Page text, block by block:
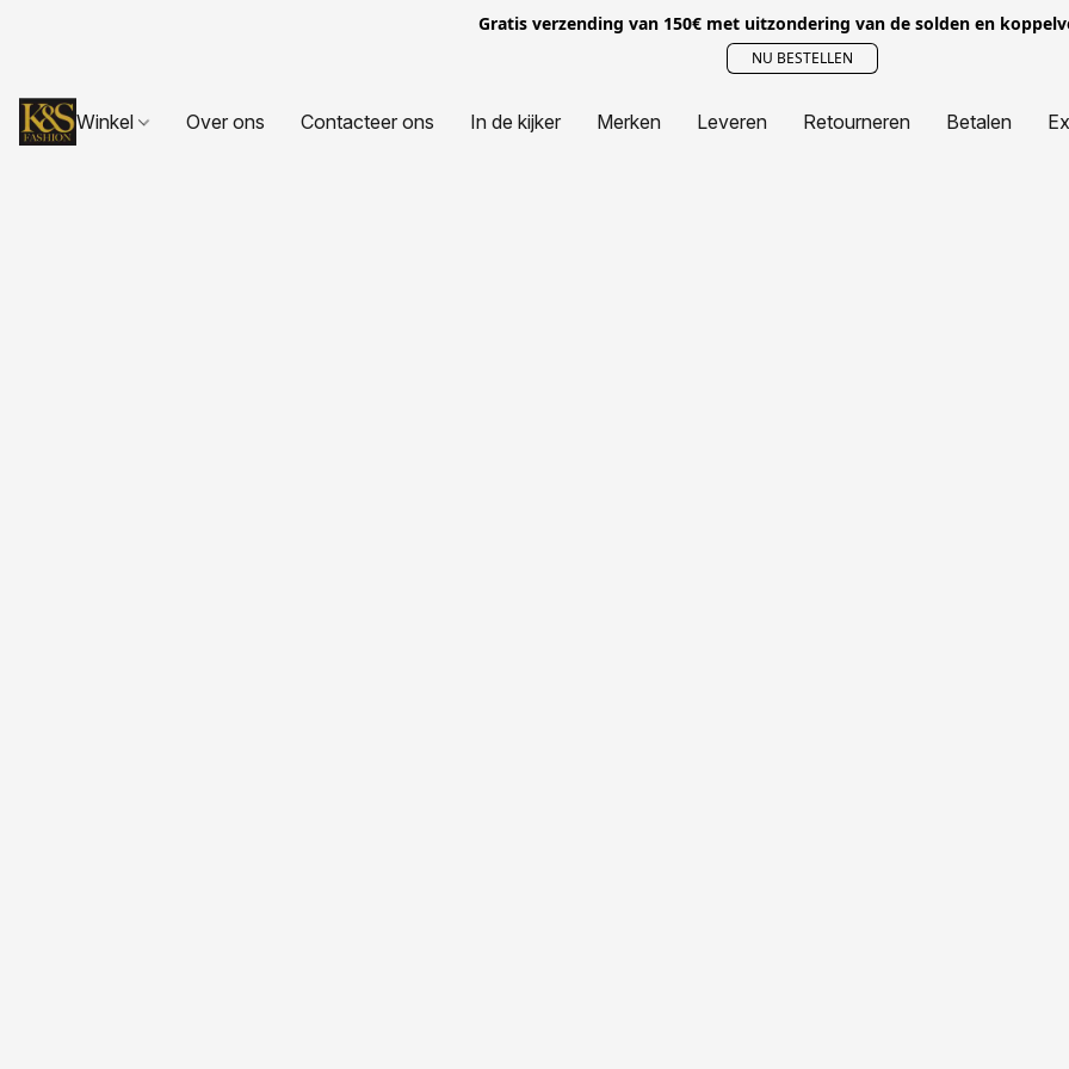
Gratis verzending van 150€ met uitzondering van de solden en
NU BESTELLEN
Winkel Over ons Contacteer ons In de kijker Merken Leveren Retourneren Betalen